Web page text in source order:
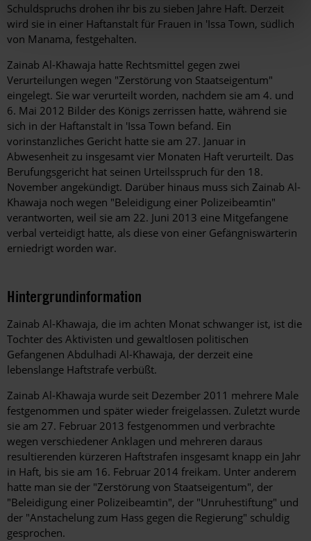
Schuldspruchs drohen ihr bis zu sieben Jahre Haft. Derzeit
wird sie in einer Haftanstalt für Frauen in 'Issa Town, südlich
von Manama, festgehalten.
Zainab Al-Khawaja hatte Rechtsmittel gegen zwei
Verurteilungen wegen "Zerstörung von Staatseigentum"
eingelegt. Sie war verurteilt worden, nachdem sie am 4. und
6. Mai 2012 Bilder des Königs zerrissen hatte, während sie
sich in der Haftanstalt in 'Issa Town befand. Ein
vorinstanzliches Gericht hatte sie am 27. Januar in
Abwesenheit zu insgesamt vier Monaten Haft verurteilt. Das
Berufungsgericht hat seinen Urteilsspruch für den 18.
November angekündigt. Darüber hinaus muss sich Zainab Al-
Khawaja noch wegen "Beleidigung einer Polizeibeamtin"
verantworten, weil sie am 22. Juni 2013 eine Mitgefangene
verbal verteidigt hatte, als diese von einer Gefängniswärterin
erniedrigt worden war.
Hintergrundinformation
Hintergrund
Zainab Al-Khawaja, die im achten Monat schwanger ist, ist die
Tochter des Aktivisten und gewaltlosen politischen
Gefangenen Abdulhadi Al-Khawaja, der derzeit eine
lebenslange Haftstrafe verbüßt.
Zainab Al-Khawaja wurde seit Dezember 2011 mehrere Male
festgenommen und später wieder freigelassen. Zuletzt wurde
sie am 27. Februar 2013 festgenommen und verbrachte
wegen verschiedener Anklagen und mehreren daraus
resultierenden kürzeren Haftstrafen insgesamt knapp ein Jahr
in Haft, bis sie am 16. Februar 2014 freikam. Unter anderem
hatte man sie der "Zerstörung von Staatseigentum", der
"Beleidigung einer Polizeibeamtin", der "Unruhestiftung" und
der "Anstachelung zum Hass gegen die Regierung" schuldig
gesprochen.